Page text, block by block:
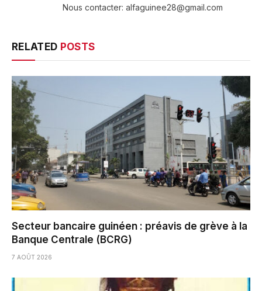
Nous contacter: alfaguinee28@gmail.com
RELATED POSTS
Secteur bancaire guinéen : préavis de grève à la
Banque Centrale (BCRG)
7 AOÛT 2026